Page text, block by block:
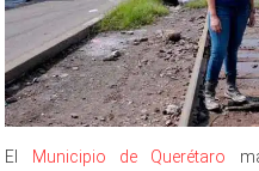
El Municipio de Querétaro